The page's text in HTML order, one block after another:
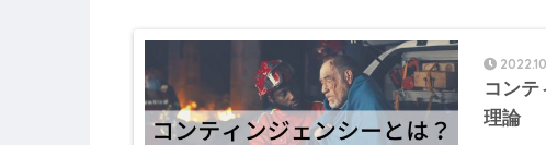
コンテ
理論